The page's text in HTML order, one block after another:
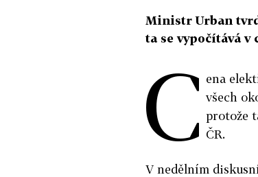
Ministr Urban
ta se vypočítává v
C ena
všech
protože
ČR.
V nedělním